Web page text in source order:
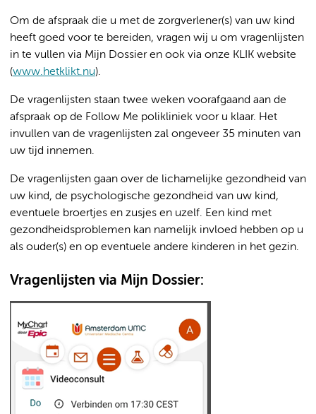
Om de afspraak die u met de zorgverlener(s) van uw kind
heeft goed voor te bereiden, vragen wij u om vragenlijsten
in te vullen via Mijn Dossier en ook via onze KLIK website
(www.hetklikt.nu).
De vragenlijsten staan twee weken voorafgaand aan de
afspraak op de Follow Me polikliniek voor u klaar. Het
invullen van de vragenlijsten zal ongeveer 35 minuten van
uw tijd innemen.
De vragenlijsten gaan over de lichamelijke gezondheid van
uw kind, de psychologische gezondheid van uw kind,
eventuele broertjes en zusjes en uzelf. Een kind met
gezondheidsproblemen kan namelijk invloed hebben op u
als ouder(s) en op eventuele andere kinderen in het gezin.
Vragenlijsten via Mijn Dossier: